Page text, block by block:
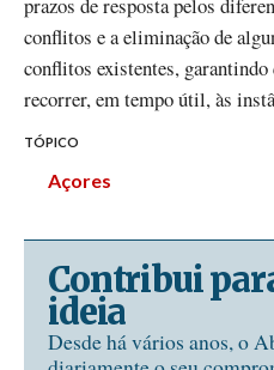
conflitos e a eliminação de
conflitos existentes,
recorrer, em tempo útil, às
TÓPICO
Açores
Contribui
ideia
Desde há vários anos, o